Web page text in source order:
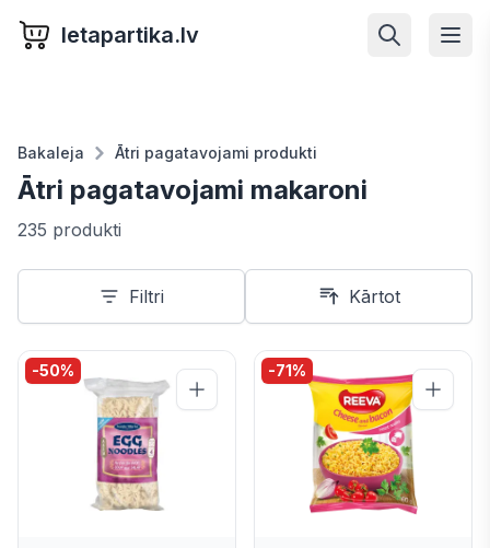
letapartika.lv
Bakaleja Ātri pagatavojami produkti
Ātri pagatavojami makaroni
235 produkti
Filtri Kārtot
-50% -71%